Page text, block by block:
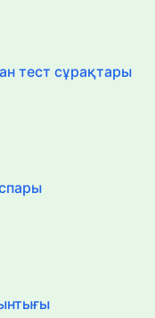
тест сұрақтары